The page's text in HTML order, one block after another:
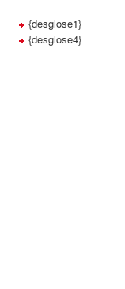
{desglose1}
{desglose4}